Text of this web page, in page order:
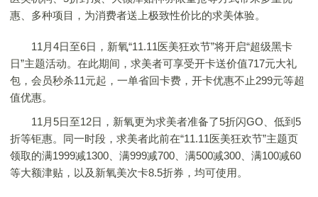
惠、多种项目，为消费者送上极致性价比的求美体验。
11月4日至6日，新氧“11.11医美狂欢节”将开启“超级黑卡
日”主题活动。在此期间，求美者可享受开卡送价值717元大礼
包，会员秒杀11元起，一单省回卡费，开卡优惠不止299元等超
值优惠。
11月5日至12日，新氧更为求美者准备了5折闪GO、低到5
折等钜惠。同一时段，求美者此前在“11.11医美狂欢节”主题页
领取的满1999减1300、满999减700、满500减300、满100减60
等大额津贴，以及新氧美次卡8.5折券，均可使用。